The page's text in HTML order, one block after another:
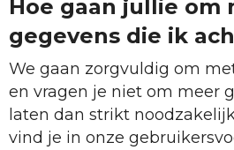
Hoe gaan jullie om
gegevens die ik
We gaan zorgvuldig om
en vragen je niet om meer
laten dan strikt
vind je in onze